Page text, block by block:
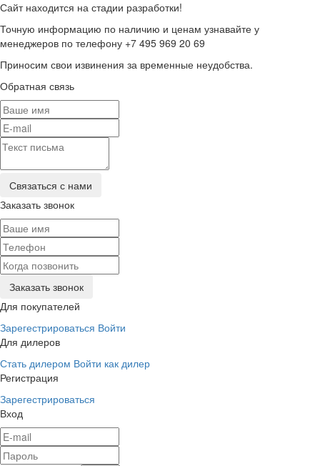
Сайт находится на стадии разработки!
Точную информацию по наличию и ценам узнавайте у
менеджеров по телефону +7 495 969 20 69
Приносим свои извинения за временные неудобства.
Обратная связь
Заказать звонок
Для покупателей
Зарегестрироваться Войти
Для дилеров
Стать дилером Войти как дилер
Регистрация
Зарегестрироваться
Вход